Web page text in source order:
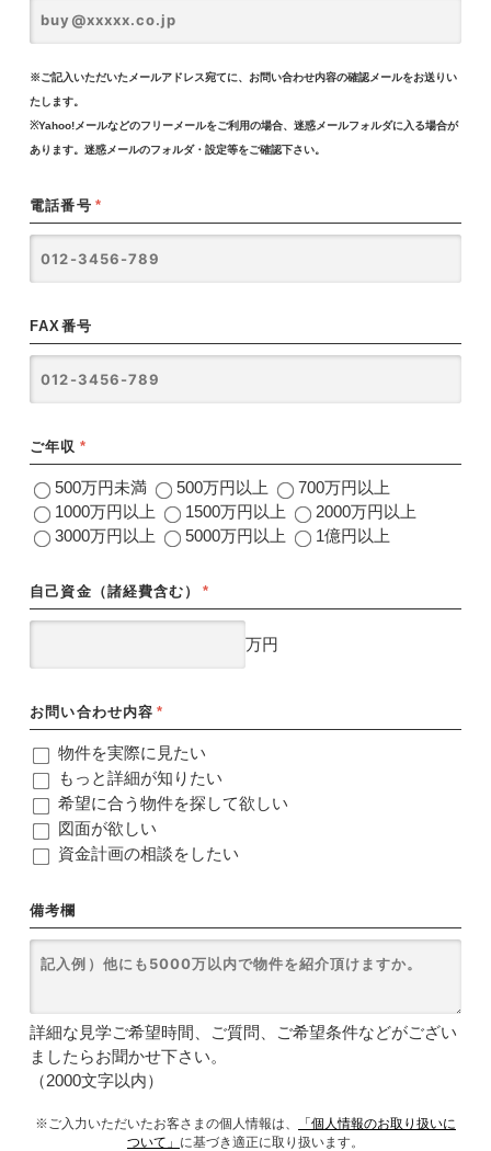
※ご記入いただいたメールアドレス宛てに、お問い合わせ内容の確認メールをお送りい
たします。
※Yahoo!メールなどのフリーメールをご利用の場合、迷惑メールフォルダに入る場合が
あります。迷惑メールのフォルダ・設定等をご確認下さい。
電話番号 *
FAX番号
ご年収 *
500万円未満 500万円以上
700万円以上
1000万円以上
1500万円以上
2000万円以上
3000万円以上
5000万円以上 1億円以上
自己資金（諸経費含む） *
万円
お問い合わせ内容 *
物件を実際に見たい
もっと詳細が知りたい
希望に合う物件を探して欲しい
図面が欲しい
資金計画の相談をしたい
備考欄
詳細な見学ご希望時間、ご質問、ご希望条件などがござい
ましたらお聞かせ下さい。
（2000文字以内）
※ご入力いただいたお客さまの個人情報は、
「個人情報のお取り扱いに
ついて」 に基づき適正に取り扱います。